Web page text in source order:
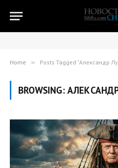
Home » Posts Tagged "Александр
BROWSING: